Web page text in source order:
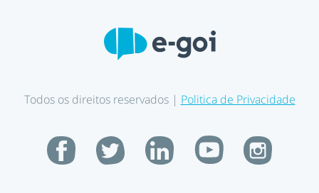
Todos os direitos reservados | Politica de Privacidade